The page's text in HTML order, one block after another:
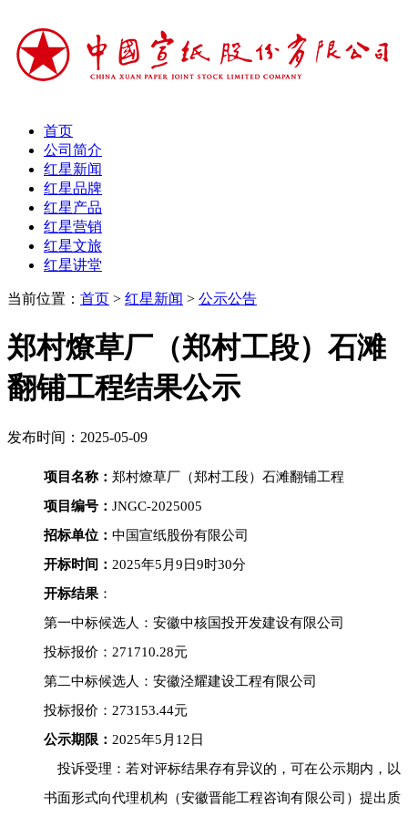
首页
公司简介
红星新闻
红星品牌
红星产品
红星营销
红星文旅
红星讲堂
当前位置： 首页 > 红星新闻 > 公示公告
郑村燎草厂（郑村工段）石滩
翻铺工程结果公示
发布时间：2025-05-09
项目名称： 郑村燎草厂（郑村工段）石滩翻铺工程
项目编号： JNGC-2025005
招标单位： 中国宣纸股份有限公司
开标时间： 2025年5月9日9时30分
开标结果 ：
第一中标候选人：安徽中核国投开发建设有限公司
投标报价： 271710.28元
第二中标候选人：安徽泾耀建设工程有限公司
投标报价： 273153.44元
公示期限： 2025年5 月 12 日
投诉受理：若对评标结果存有异议的，可在公示期内，以
书面形式向代理机构（安徽晋能工程咨询有限公司）提出质